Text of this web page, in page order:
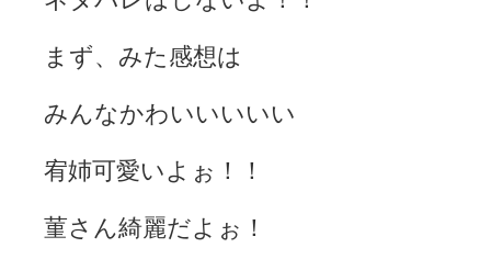
まず、みた感想は
みんなかわいいいいい
宥姉可愛いよぉ！！
菫さん綺麗だよぉ！